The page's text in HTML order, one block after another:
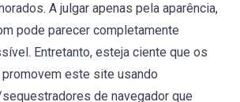
A julgar apenas pela aparência,
pode parecer completamente
Entretanto, esteja ciente que os
este site usando
de navegador que